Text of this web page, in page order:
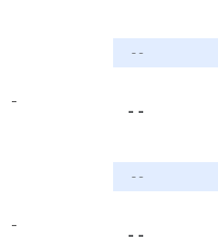
- -
-
- -
- -
-
- -